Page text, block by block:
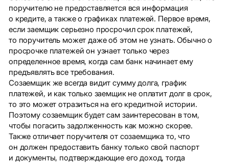
поручителю не предоставляется вся информация
о кредите, а также о графиках платежей. Первое время,
если заемщик серьезно просрочил срок платежей,
то поручитель может даже об этом не узнать. Обычно о
просрочке платежей он узнает только через
определенное время, когда сам банк начинает ему
предъявлять все требования.
Созаемщик же всегда видит сумму долга, график
платежей, и как только заемщик не оплатит долг в срок,
то это может отразиться на его кредитной истории.
Поэтому созаемщик будет сам заинтересован в том,
чтобы погасить задолженность как можно скорее.
Также отличает поручителя от созаемщика то, что
он должен предоставить банку только свой паспорт
и документы, подтверждающие его доход, тогда